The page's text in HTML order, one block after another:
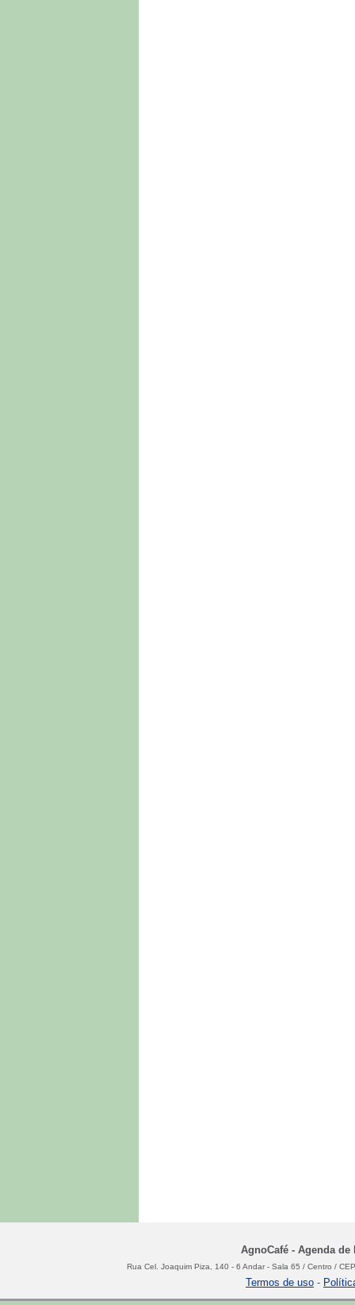
AgnoCafé - Agenda de
Rua Cel. Joaquim Piza, 140 - 6 Andar - Sala 65 / Centro /
Termos de uso -